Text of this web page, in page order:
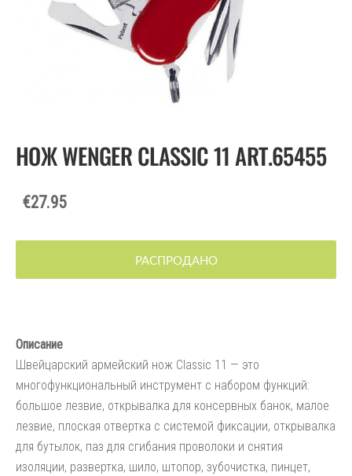
НОЖ WENGER CLASSIC 11 ART.65455
€27.95
РАСПРОДАНО
Описание
Швейцарский армейский нож Classic 11 — это
многофункциональный инструмент с набором функций:
большое лезвие, открывалка для консервных банок, малое
лезвие, плоская отвертка с системой фиксации, открывалка
для бутылок, паз для сгибания проволоки и снятия
изоляции, развертка, шило, штопор, зубочистка, пинцет,